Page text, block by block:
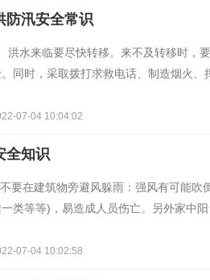
防汛安全常识
洪水来临要尽快转移。来不及转移时，
。同时，采取拨打求救电话、制造烟火
07-04 10:04:02
全知识
要在建筑物旁避风躲雨：强风有可能
类等等)，易造成人员伤亡。另外家中
07-04 10:02:58